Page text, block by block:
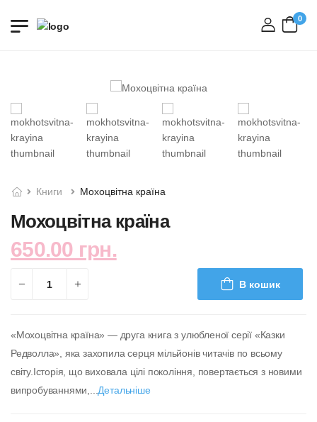
вхід
0
Книги Мохоцвітна країна
Мохоцвітна країна
650.00 грн.
В кошик
«Мохоцвітна країна» — друга книга з улюбленої серії «Казки
Редволла», яка захопила серця мільйонів читачів по всьому
світу.Історія, що виховала цілі покоління, повертається з новими
випробуваннями,...Детальніше